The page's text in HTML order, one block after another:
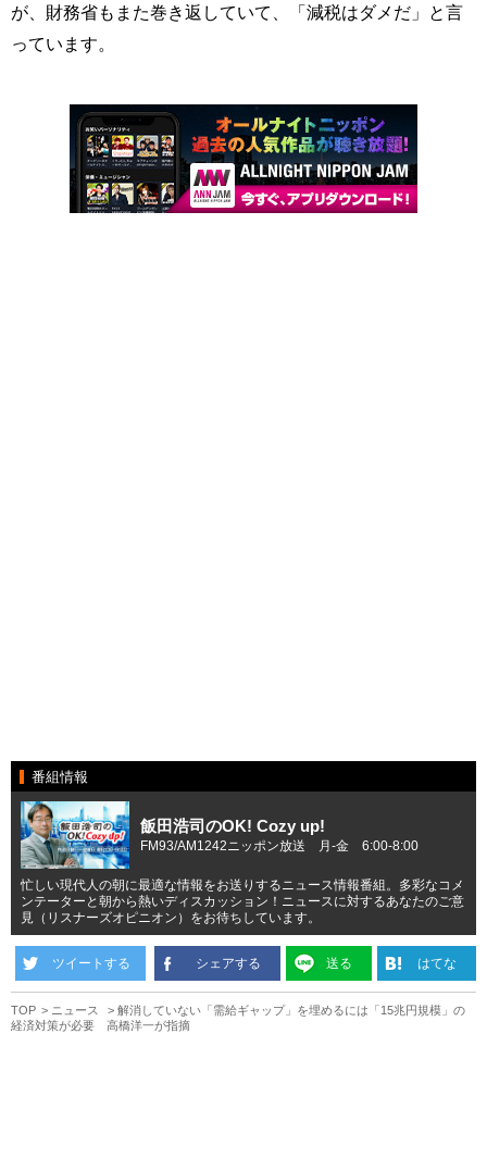
が、財務省もまた巻き返していて、「減税はダメだ」と言
っています。
番組情報
飯田浩司のOK! Cozy up!
FM93/AM1242ニッポン放送 月-金 6:00-8:00
忙しい現代人の朝に最適な情報をお送りするニュース情報番組。多彩なコメ
ンテーターと朝から熱いディスカッション！ニュースに対するあなたのご意
見（リスナーズオピニオン）をお待ちしています。
ツイートする シェアする 送る はてな
TOP ニュース
解消していない「需給ギャップ」を埋めるには「15兆円規模」の
経済対策が必要 高橋洋一が指摘